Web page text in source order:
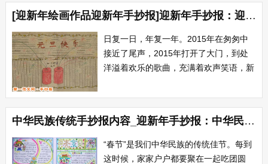
随着喜气洋洋的音乐一摇一晃地向人们拜
年。“啪”一计回车键，我给老师的新年祝
福通过网络飞了出去...
[迎新年绘画作品迎新年手抄报]迎新年手抄报：迎新年手抄报
日复一日，年复一年。2015年在匆匆中
接近了尾声，2015年打开了大门，到处
洋溢着欢乐的歌曲，充满着欢声笑语，新
过去的一年里，有快乐也有悲伤。新的一
年开始了，人们又开始踏上了一段新的旅
程。12月31日，晚上，我漫无目的的握
着遥控器，打开了电视，掉到了湖南卫
视，...
中华民族传统手抄报内容_迎新年手抄报：中华民族的传统佳节
“春节”是我们中华民族的传统佳节。每到
这时候，家家户户都要聚在一起吃团圆